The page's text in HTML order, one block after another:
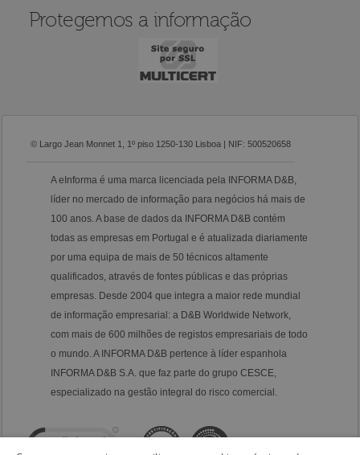
Protegemos a informação
© Largo Jean Monnet 1, 1º piso 1250-130 Lisboa | NIF: 500520658
A eInforma é uma marca licenciada pela INFORMA D&B,
líder no mercado de informação para negócios há mais de
100 anos. A base de dados da INFORMA D&B contém
todas as empresas em Portugal e é atualizada diariamente
por uma equipa de mais de 50 técnicos altamente
qualificados, através de fontes públicas e das próprias
empresas. Desde 2004 que integra a maior rede mundial
de informação empresarial: a D&B Worldwide Network,
com mais de 600 milhões de registos empresariais de todo
o mundo. A INFORMA D&B pertence à líder espanhola
INFORMA D&B S.A. que faz parte do grupo CESCE,
especializado na gestão integral do risco comercial.